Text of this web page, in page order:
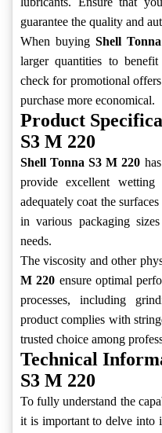
guarantee the quality and
When buying Shell
larger quantities to
check for promotional
purchase more economical.
Product
S3 M 220
Shell Tonna S3 M 220
provide excellent
adequately coat the
in various packaging
needs.
The viscosity and other
M 220 ensure optimal
processes, including
product complies with
trusted choice among
Technical
S3 M 220
To fully understand the
it is important to delve into